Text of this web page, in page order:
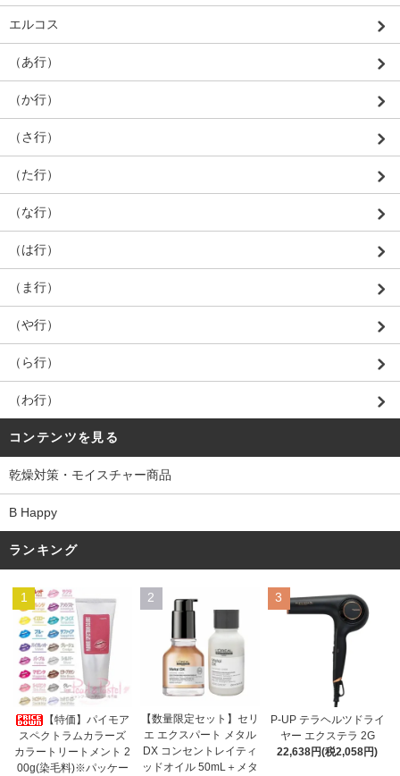
エルコス
（あ行）
（か行）
（さ行）
（た行）
（な行）
（は行）
（ま行）
（や行）
（ら行）
（わ行）
コンテンツを見る
乾燥対策・モイスチャー商品
B Happy
ランキング
1
【特価】パイモア
スペクトラムカラーズ
カラートリートメント 2
00g(染毛料)※パッケー
2
【数量限定セット】セリ
エ エクスパート メタル
DX コンセントレイティ
ッドオイル 50mL＋メタ
3
P-UP テラヘルツドライ
ヤー エクステラ 2G
22,638円(税2,058円)